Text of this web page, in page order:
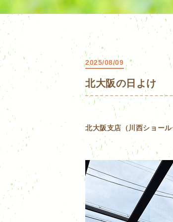
2025/08/09
北大阪の日よけ
北大阪支店（川西ショー